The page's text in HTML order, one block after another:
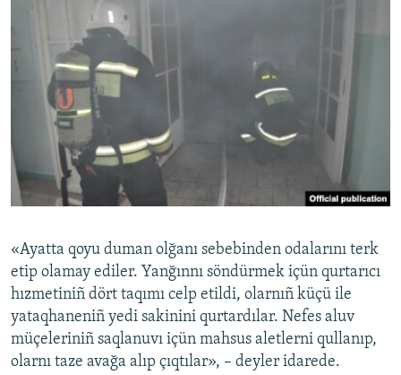
«Ayatta qoyu duman olğanı sebebinden odalarını terk
etip olamay ediler. Yanğınnı söndürmek içün qurtarıcı
hızmetiniñ dört taqımı celp etildi, olarnıñ küçü ile
yataqhaneniñ yedi sakinini qurtardılar. Nefes aluv
müçeleriniñ saqlanuvı içün mahsus aletlerni qullanıp,
olarnı taze avağa alıp çıqtılar», – deyler idarede.